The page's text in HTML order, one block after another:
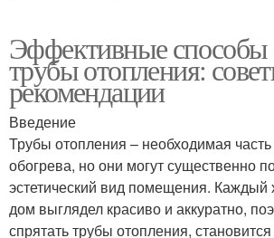
Эффективные способы
трубы отопления:
рекомендации
Введение
Трубы отопления – необходимая
обогрева, но они могут существенно
эстетический вид помещения. Каждый
дом выглядел красиво и аккуратно,
спрятать трубы отопления,